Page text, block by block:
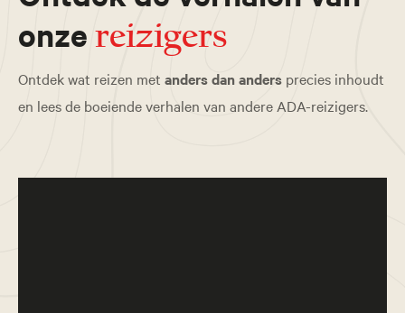
onzereizigers
Ontdek wat reizen met anders dan anders precies inhoudt
en lees de boeiende verhalen van andere ADA-reizigers.